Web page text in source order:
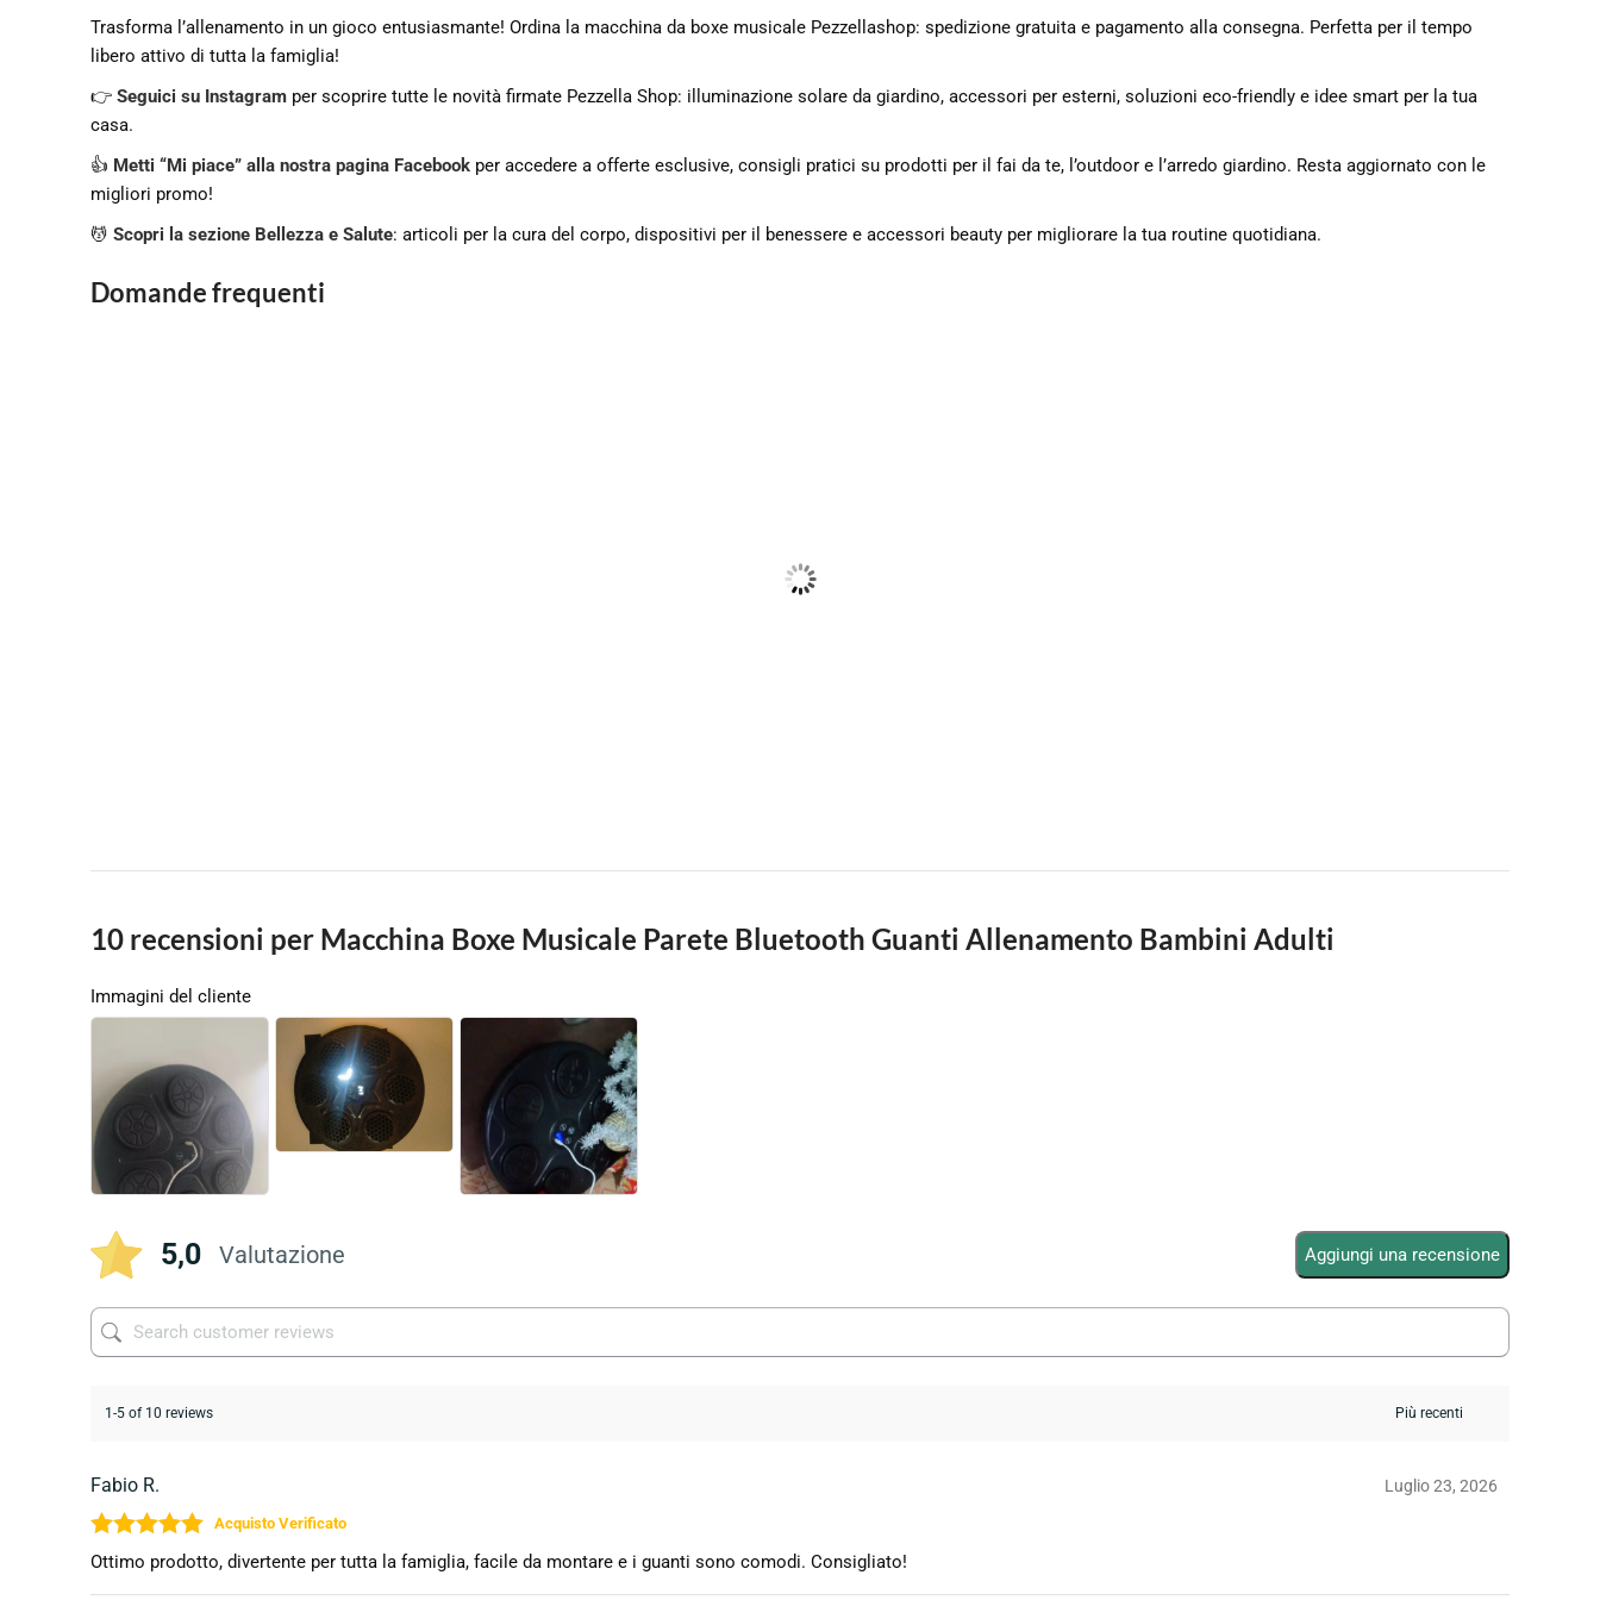
Trasforma l’allenamento in un gioco entusiasmante! Ordina la macchina da boxe musicale Pezzellashop: spedizione gratuita e pagamento alla consegna. Perfetta per il tempo
libero attivo di tutta la famiglia!
👉 Seguici su Instagram per scoprire tutte le novità firmate Pezzella Shop: illuminazione solare da giardino, accessori per esterni, soluzioni eco-friendly e idee smart per la tua
casa.
👍 Metti “Mi piace” alla nostra pagina Facebook per accedere a offerte esclusive, consigli pratici su prodotti per il fai da te, l’outdoor e l’arredo giardino. Resta aggiornato con le
migliori promo!
💆 Scopri la sezione Bellezza e Salute: articoli per la cura del corpo, dispositivi per il benessere e accessori beauty per migliorare la tua routine quotidiana.
Domande frequenti
10 recensioni per Macchina Boxe Musicale Parete Bluetooth Guanti Allenamento Bambini Adulti
Immagini del cliente
5,0 Valutazione Aggiungi una recensione
1-5 of 10 reviews
Fabio R. Luglio 23, 2026
Valutato5su 5
Ottimo prodotto, divertente per tutta la famiglia, facile da montare e i guanti sono comodi. Consigliato!